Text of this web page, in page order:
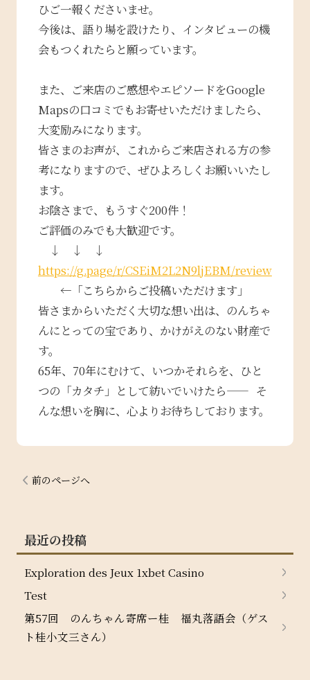
ひご一報くださいませ。
今後は、語り場を設けたり、インタビューの機
会もつくれたらと願っています。
また、ご来店のご感想やエピソードをGoogle
Mapsの口コミでもお寄せいただけましたら、
大変励みになります。
皆さまのお声が、これからご来店される方の参
考になりますので、ぜひよろしくお願いいたし
ます。
お陰さまで、もうすぐ200件！
ご評価のみでも大歓迎です。
↓ ↓ ↓
https://g.page/r/CSEiM2L2N9ljEBM/review
←「こちらからご投稿いただけます」
皆さまからいただく大切な想い出は、のんちゃ
んにとっての宝であり、かけがえのない財産で
す。
65年、70年にむけて、いつかそれらを、ひと
つの「カタチ」として紡いでいけたら—— そ
んな想いを胸に、心よりお待ちしております。
前のページへ
最近の投稿
Exploration des Jeux 1xbet Casino
Test
第57回 のんちゃん寄席ー桂 福丸落語会（ゲス
ト桂小文三さん）